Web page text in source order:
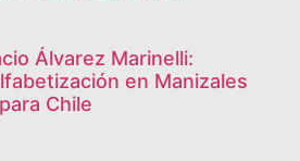
Álvarez Marinelli:
en Manizales
Chile